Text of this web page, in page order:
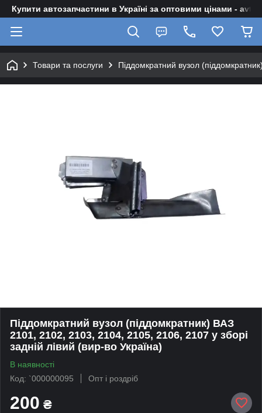
Купити автозапчастини в Україні за оптовими цінами -
Товари та послуги Піддомкратний вузол
Піддомкратний вузол (піддомкратник) ВАЗ
2101, 2102, 2103, 2104, 2105, 2106, 2107 у зборі
задній лівий (вир-во Україна)
В наявності
Код: `000000095
Опт і роздріб
200 ₴